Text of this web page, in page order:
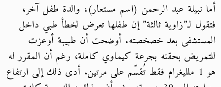
أما نبيلة عبد الرحمن (اسم مستعار)، والدة طفل آخر،
فتقول لـ”زاوية ثالثة” إن طفلها تعرض لخطأ طبي داخل
المستشفى بعد خصخصته. أوضحت أن طبيبة أوعزت
للتمريض بحقنه بجرعة كيماوي كاملة، رغم أن المقرر له
هو 1 ملليغرام فقط تُقسَّم على مرتين. أدى ذلك إلى ارتفاع